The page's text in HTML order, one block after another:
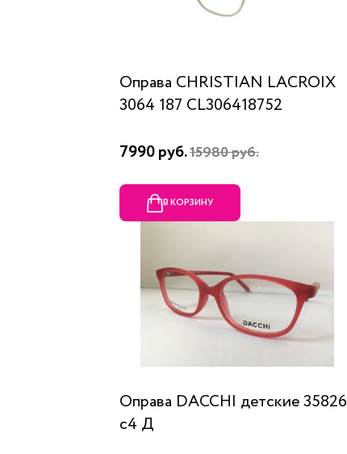
Оправа CHRISTIAN LACROIX
3064 187 CL306418752
7990 руб.15980 руб.
В КОРЗИНУ
Оправа DACCHI детские 35826
c4 Д